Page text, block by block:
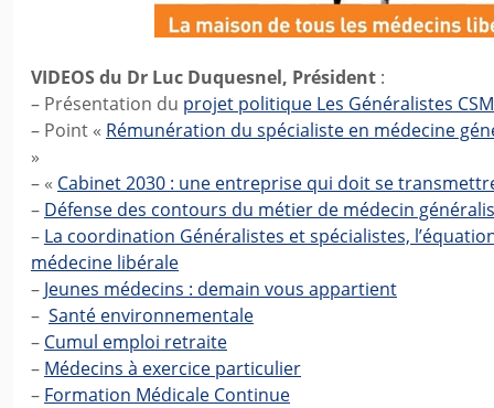
VIDEOS du Dr Luc Duquesnel, Président :
– Présentation du projet politique Les Généralistes
– Point « Rémunération du spécialiste en médecine
»
– « Cabinet 2030 : une entreprise qui doit se
– Défense des contours du métier de médecin
– La coordination Généralistes et spécialistes,
médecine libérale
– Jeunes médecins : demain vous appartient
– Santé environnementale
– Cumul emploi retraite
– Médecins à exercice particulier
– Formation Médicale Continue